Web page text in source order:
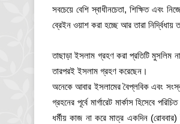
সবচেয়ে বেশি স্বাধীনচেতা, শিক্ষিত এবং
ব্রেইন ওয়াশ করা হচ্ছে আর তারা নির্দ্বিধায়
তাছাড়া ইসলাম গ্রহণ করা প্রতিটি মুসলিম
তারপরই ইসলাম গ্রহণ করেছেন।
অনেকে আবার ইসলামের বৈপ্লবিক এবং
গ্রহনের পূর্বে মার্গারেট মার্কাস হিসেবে
ধর্মীয় কাজ না করে মাত্র একদিন